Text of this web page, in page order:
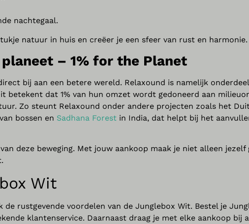
nachtegaal.
natuur in huis en creëer je een sfeer van rust en harmonie.
– 1% for the Planet
bij aan een betere wereld. Relaxound is namelijk
betekent dat 1% van hun omzet wordt gedoneerd aan
Zo steunt Relaxound onder andere projecten zoals het
bossen en Sadhana Forest in India, dat helpt bij het
deze beweging. Met jouw aankoop maak je niet alleen jezelf
Wit
de rustgevende voordelen van de Junglebox Wit. Bestel je
klantenservice. Daarnaast draag je met elke aankoop bij